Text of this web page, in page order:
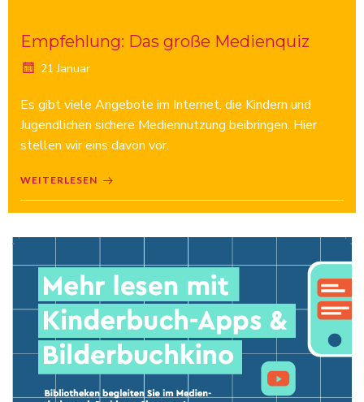
Empfehlung: Das gro­ße Me­di­en­quiz
21 Januar
Es gibt viele Angebote im Internet, die Kindern und
Jugendlichen sichere Mediennutzung beibringen. Hier
stellen wir eins davon vor.
WEITERLESEN